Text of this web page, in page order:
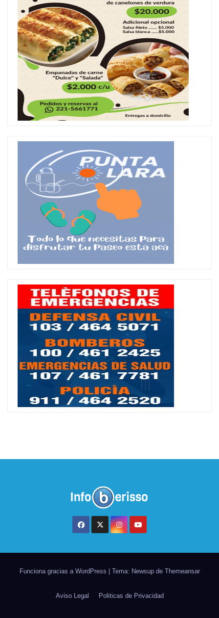
Funciona gracias a WordPress | Tema: Newsup de Themeansar
Aviso Legal Politicas de Privacidad